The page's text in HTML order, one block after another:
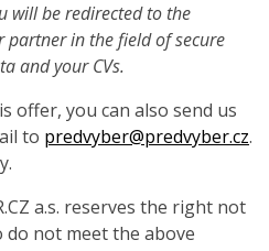
will be redirected to the
partner in the field of secure
and your CVs.
offer, you can also send us
to predvyber@predvyber.cz.
a.s. reserves the right not
do not meet the above